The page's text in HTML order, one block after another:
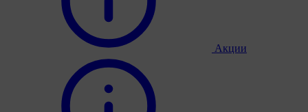
Акции